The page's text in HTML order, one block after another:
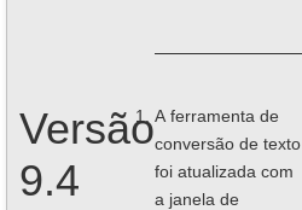
Versão
9.4
A ferramenta de
сonversão de texto
foi atualizada com
a janela de